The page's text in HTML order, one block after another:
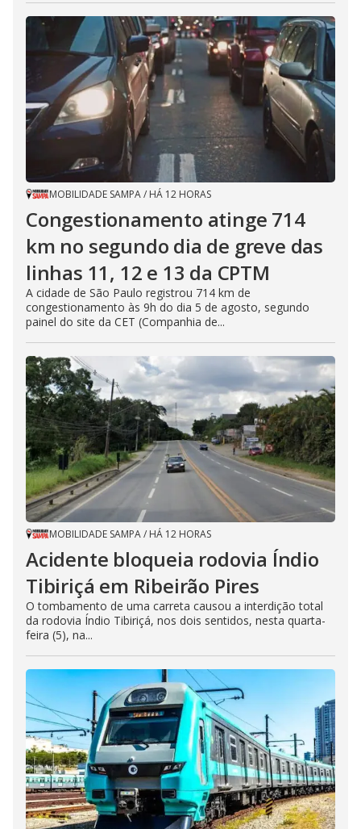
MOBILIDADE SAMPA/ HÁ 12 HORAS
Congestionamento atinge 714
km no segundo dia de greve das
linhas 11, 12 e 13 da CPTM
A cidade de São Paulo registrou 714 km de
congestionamento às 9h do dia 5 de agosto, segundo
painel do site da CET (Companhia de...
MOBILIDADE SAMPA/ HÁ 12 HORAS
Acidente bloqueia rodovia Índio
Tibiriçá em Ribeirão Pires
O tombamento de uma carreta causou a interdição total
da rodovia Índio Tibiriçá, nos dois sentidos, nesta quarta-
feira (5), na...